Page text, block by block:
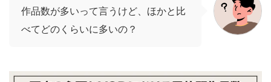
作品数が多いって言うけど、ほかと比
べてどのくらいに多いの？